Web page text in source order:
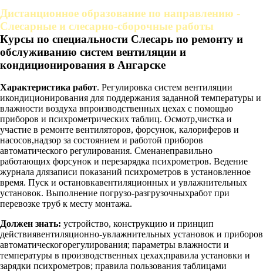
Дистанционное образование по направлению -
Слесарные и слесарно-сборочные работы
Курсы по специальности Слесарь по ремонту и
обслуживанию систем вентиляции и
кондиционирования в Ангарске
Характеристика работ. Регулировка систем вентиляции
икондиционирования для поддержания заданной температуры и
влажности воздуха впроизводственных цехах с помощью
приборов и психрометрических таблиц. Осмотр,чистка и
участие в ремонте вентиляторов, форсунок, калориферов и
насосов,надзор за состоянием и работой приборов
автоматического регулирования. Сменанеправильно
работающих форсунок и перезарядка психрометров. Ведение
журнала длязаписи показаний психрометров в установленное
время. Пуск и остановкавентиляционных и увлажнительных
установок. Выполнение погрузо-разгрузочныхработ при
перевозке труб к месту монтажа.
Должен знать: устройство, конструкцию и принцип
действиявентиляционно-увлажнительных установок и приборов
автоматическогорегулирования; параметры влажности и
температуры в производственных цехах;правила установки и
зарядки психрометров; правила пользования таблицами